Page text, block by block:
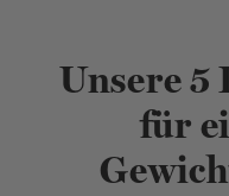
Unsere 5
für